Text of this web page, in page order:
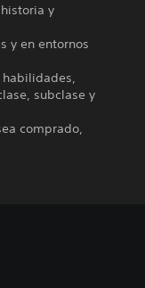
y
y en entornos
habilidades,
subclase y
comprado,